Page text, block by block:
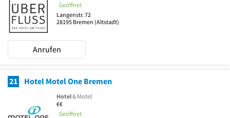
Geöffnet
Langenstr. 72
28195 Bremen (Altstadt)
Anrufen
21 Hotel Motel One Bremen
Hotel& Motel
€€
Geöffnet